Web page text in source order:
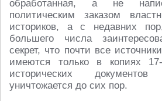
обработанная, а не
политическим заказом
историков, а с недавних
большего числа
секрет, что почти все
имеются только в копиях
исторических
уничтожается до сих пор.